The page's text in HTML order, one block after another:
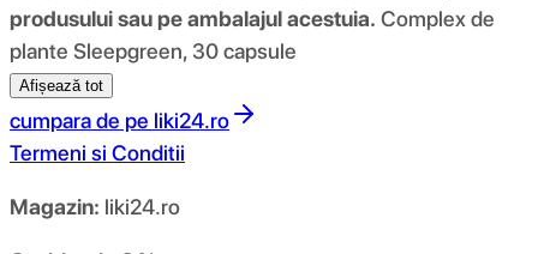
produsului sau pe ambalajul acestuia. Complex de
plante Sleepgreen, 30 capsule
Afișează tot
cumpara de pe liki24.ro
Termeni si Conditii
Magazin: liki24.ro